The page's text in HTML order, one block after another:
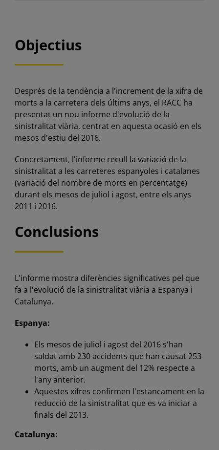
Objectius
Després de la tendència a l'increment de la xifra de
morts a la carretera dels últims anys, el RACC ha
presentat un nou informe d'evolució de la
sinistralitat viària, centrat en aquesta ocasió en els
mesos d'estiu del 2016.
Concretament, l'informe recull la variació de la
sinistralitat a les carreteres espanyoles i catalanes
(variació del nombre de morts en percentatge)
durant els mesos de juliol i agost, entre els anys
2011 i 2016.
Conclusions
L'informe mostra diferències significatives pel que
fa a l'evolució de la sinistralitat viària a Espanya i
Catalunya.
Espanya:
Els mesos de juliol i agost del 2016 s'han
saldat amb 230 accidents que han causat 253
morts, amb un augment del 12% respecte a
l'any anterior.
Aquestes xifres confirmen l'estancament en la
reducció de la sinistralitat que es va iniciar a
finals del 2013.
Catalunya: